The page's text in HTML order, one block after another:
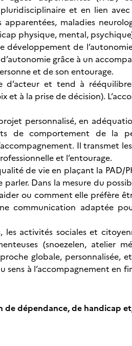
et en lien
maladies
physique, mental,
développement de
grâce à un
et de son entourage.
d’acteur et tend à
à la prise de décision).
personnalisé, en
de comportement de la
Il transmet
et l’entourage.
de vie en plaçant la PAD/
Dans la mesure du
ou comment elle préfère
communication adaptée
les activités sociales et
(snoezelen, atelier
globale, personnalisée,
à l’accompagnement en
de dépendance, de handicap